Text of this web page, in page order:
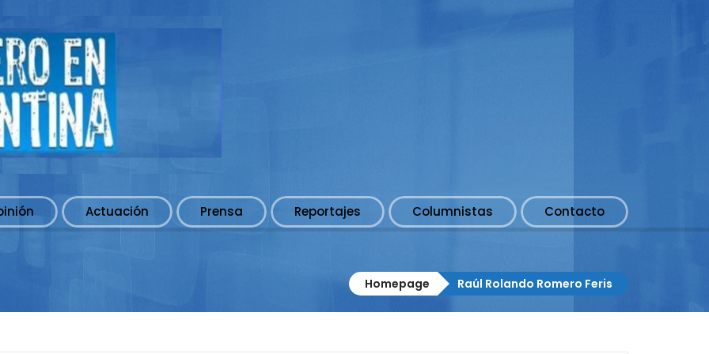
Actuación Prensa Reportajes Columnistas Contacto
Homepage Raúl Rolando Romero Feris